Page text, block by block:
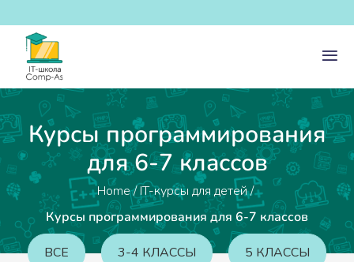
Курсы программирования
для 6-7 классов
Home/IT-курсы для детей/
Курсы программирования для 6-7 классов
ВСЕ 3-4 КЛАССЫ 5 КЛАССЫ